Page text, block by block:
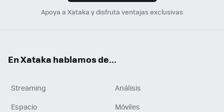
Apoya a Xataka y disfruta ventajas exclusivas
En Xataka hablamos de...
Streaming
Análisis
Espacio
Móviles